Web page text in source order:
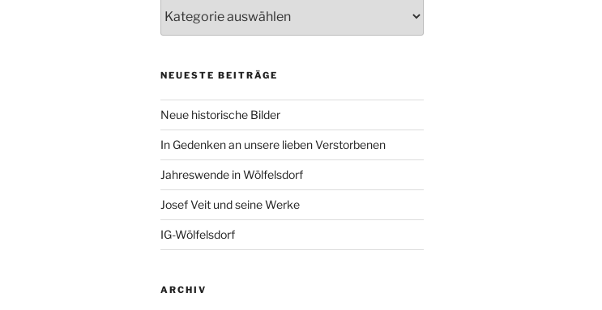
NEUESTE BEITRÄGE
Neue historische Bilder
In Gedenken an unsere lieben Verstorbenen
Jahreswende in Wölfelsdorf
Josef Veit und seine Werke
IG-Wölfelsdorf
ARCHIV